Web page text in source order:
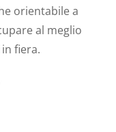
orientabile a
al meglio
fiera.